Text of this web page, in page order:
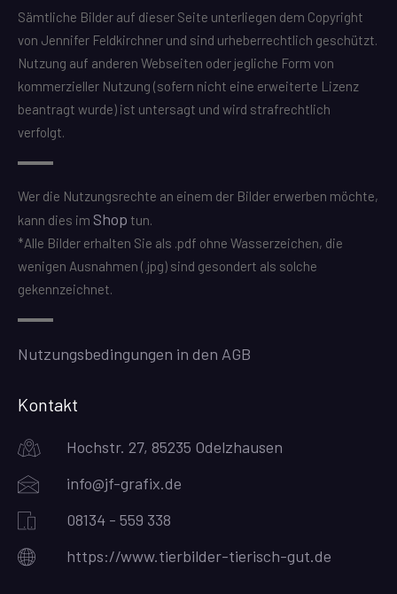
Sämtliche Bilder auf dieser Seite unterliegen dem Copyright
von Jennifer Feldkirchner und sind urheberrechtlich geschützt.
Nutzung auf anderen Webseiten oder jegliche Form von
kommerzieller Nutzung (sofern nicht eine erweiterte Lizenz
beantragt wurde) ist untersagt und wird strafrechtlich
verfolgt.
Wer die Nutzungsrechte an einem der Bilder erwerben möchte,
kann dies im Shop tun.
*Alle Bilder erhalten Sie als .pdf ohne Wasserzeichen, die
wenigen Ausnahmen (.jpg) sind gesondert als solche
gekennzeichnet.
Nutzungsbedingungen in den AGB
Kontakt
Hochstr. 27, 85235 Odelzhausen
info@jf-grafix.de
08134 - 559 338
https://www.tierbilder-tierisch-gut.de